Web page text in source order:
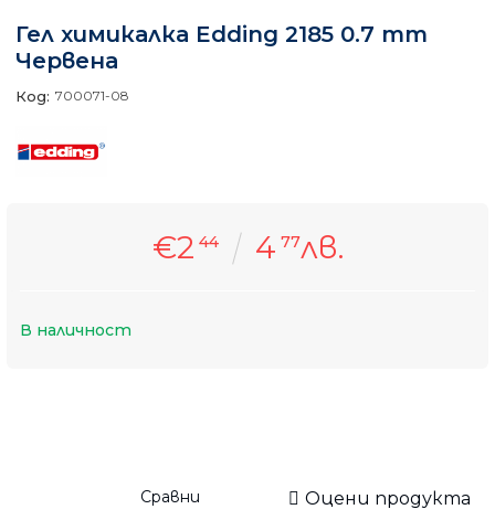
Гел химикалка Edding 2185 0.7 mm
Червена
Код: 700071-08
€2 44 4 77лв.
В наличност
Сравни Оцени продукта